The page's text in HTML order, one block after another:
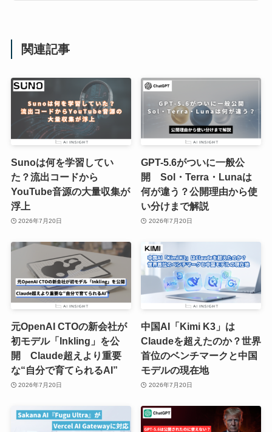
関連記事
Sunoは何を学習してい
た？流出コードから
YouTube音源の大量収集が
浮上
2026年7月20日
GPT-5.6がついに一般公
開 Sol・Terra・Lunaは
何が違う？公開理由から使
い分けまで解説
2026年7月20日
元OpenAI CTOの新会社が
初モデル「Inkling」を公
開 Claude超えより重要
な“自分で育てられるAI”
2026年7月20日
中国AI「Kimi K3」は
Claudeを超えたのか？世界
首位のベンチマークと中国
モデルの現在地
2026年7月20日